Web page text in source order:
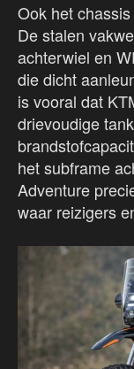
Ook het
De stalen
achterwiel en
die dicht
is vooral dat
drievoudige
het subframe
Adventure
waar reizigers